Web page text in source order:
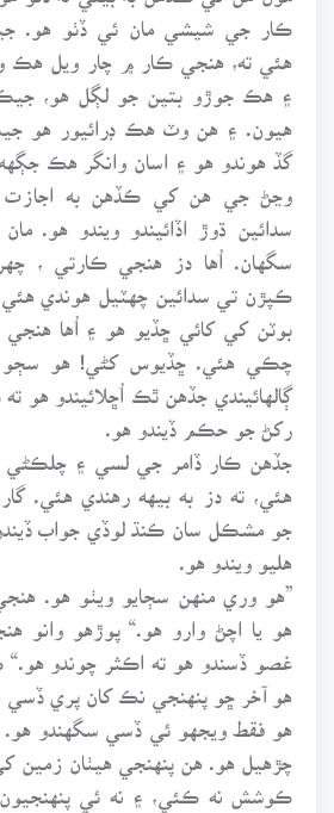
ڪار جي شيشي مان ئي ڏٺو هو.
هئي ته، هنجي ڪار ۾ چار ويل هڪ
۽ هڪ جوڙو بتين جو لڳل هو،
هيون. ۽ هن وٽ هڪ ڊرائيور هو
گڏ هوندو هو ۽ اسان وانگر هڪ جڳهه
وڃڻ جي هن کي ڪڏهن به اجازت
سدائين ڌوڙ اڏائيندو ويندو هو.
سگهان. اُها دز هنجي ڪارتي ،
ڪپڙن تي سدائين چهٽيل هوندي
بوٽن کي کائي ڇڏيو هو ۽ اُها هنجي
چڪي هئي. ڇڏيوس کڻي! هو سڄو
ڳالهائيندي جڏهن ٿڪ اُڇلائيندو هو ته
رکڻ جو حڪم ڏيندو هو.
جڏهن ڪار ڏامر جي لسي ۽ چلڪڻي
هئي، ته دز به بيهه رهندي هئي.
جو مشڪل سان ڪنڌ لوڏي جواب
هليو ويندو هو.
”هو وري منهن سڄايو ويٺو هو.
هو يا اچڻ وارو هو.“ پوڙهو وانو
غصو ڏسندو هو ته اڪثر چوندو هو.“
هو آخر ڇو پنهنجي نڪ کان پري
هو فقط ويجهو ئي ڏسي سگهندو
چڙهيل هو. هن پنهنجي هيٺان زمين
ڪوشش نه ڪئي، ۽ نه ئي پنهنجيون